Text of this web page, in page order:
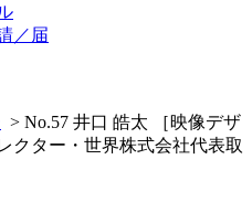
／届
> No.57 井口 皓太 ［映像デザ
クター・世界株式会社代表取